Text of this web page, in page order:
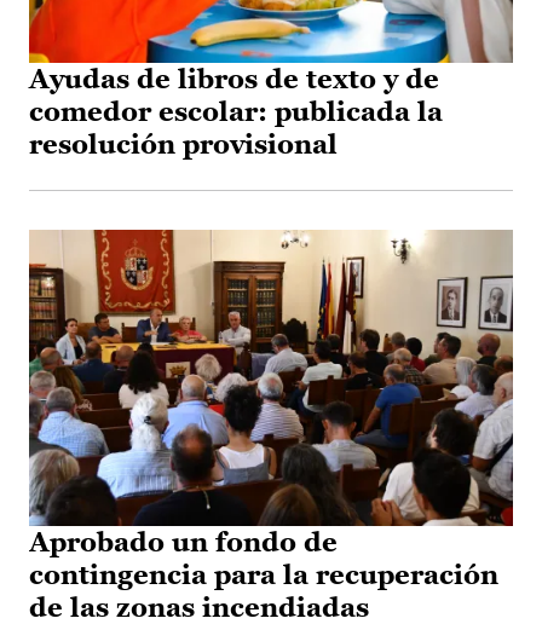
Ayudas de libros de texto y de
comedor escolar: publicada la
resolución provisional
Aprobado un fondo de
contingencia para la recuperación
de las zonas incendiadas